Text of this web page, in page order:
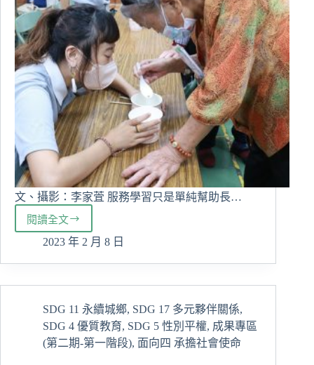
文、攝影：李家萓 服務學習只是單純幫助長…
閱讀全文
雙
贏！
青
服
務
學
2023 年 2 月 8 日
SDG 11 永續城鄉, SDG 17 多元夥伴關係,
SDG 4 優質教育, SDG 5 性別平權, 成果專區
(第二期-第一階段), 面向四 承擔社會使命